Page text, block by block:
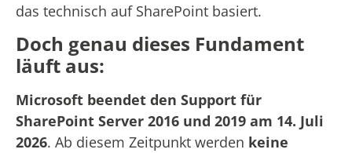
das technisch auf SharePoint basiert.
Doch genau dieses Fundament
läuft aus:
Microsoft beendet den Support für
SharePoint Server 2016 und 2019 am 14. Juli
2026. Ab diesem Zeitpunkt werden keine